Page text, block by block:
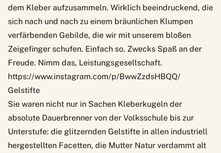
dem Kleber aufzusammeln. Wirklich beeindruckend, die
sich nach und nach zu einem bräunlichen Klumpen
verfärbenden Gebilde, die wir mit unserem bloßen
Zeigefinger schufen. Einfach so. Zwecks Spaß an der
Freude. Nimm das, Leistungsgesellschaft.
https://www.instagram.com/p/BwwZzdsHBQQ/
Gelstifte
Sie waren nicht nur in Sachen Kleberkugeln der
absolute Dauerbrenner von der Volksschule bis zur
Unterstufe: die glitzernden Gelstifte in allen industriell
hergestellten Facetten, die Mutter Natur verdammt alt